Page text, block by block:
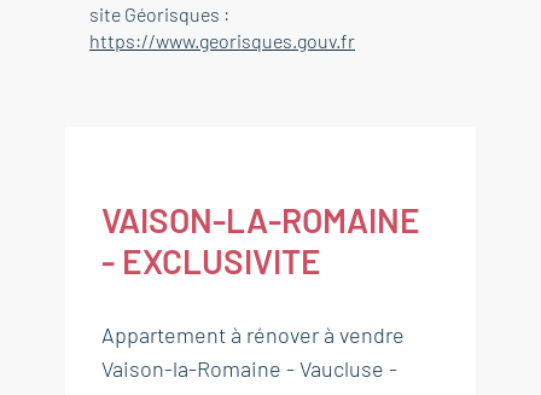
site Géorisques :
https://www.georisques.gouv.fr
VAISON-LA-ROMAINE
- EXCLUSIVITE
Appartement à rénover à vendre
Vaison-la-Romaine - Vaucluse -